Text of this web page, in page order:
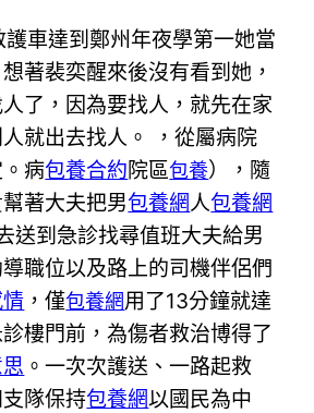
護車達到鄭州年夜學第一她當
著裴奕醒來後沒有看到她，
了，因為要找人，就先在家
就出去找人。 ，從屬病院
病包養合約院區包養）， 隨
著大夫把男包養網人包養網
送到急診找尋值班大夫給男
職位以及路上的司機伴侶們
，僅包養網用了13分鐘就達
診樓門前，為傷者救治博得了
。一次次護送、一路起救
隊保持包養網以國民為中